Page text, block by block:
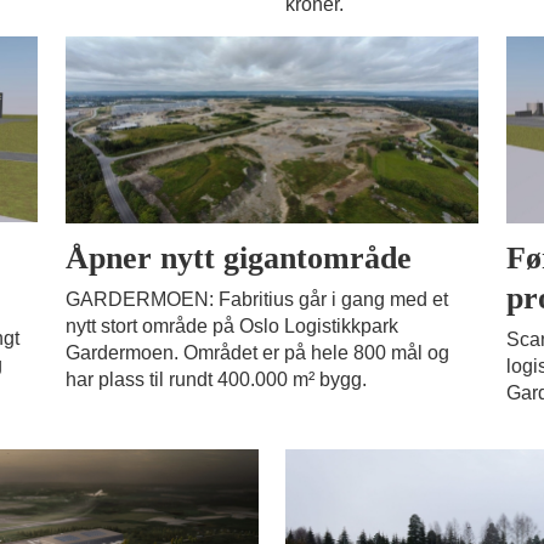
kroner.
Åpner nytt gigantområde
GARDERMOEN: Fabritius går i gang med et
nytt stort område på Oslo Logistikkpark
Gardermoen. Området er på hele 800 mål og
har plass til rundt 400.000 m² bygg.